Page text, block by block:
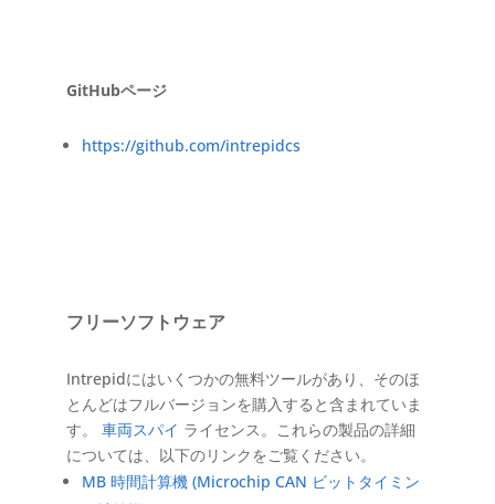
GitHubページ
https://github.com/intrepidcs
フリーソフトウェア
Intrepidにはいくつかの無料ツールがあり、そのほ
とんどはフルバージョンを購入すると含まれていま
す。 車両スパイ ライセンス。これらの製品の詳細
については、以下のリンクをご覧ください。
MB 時間計算機 (Microchip CAN ビットタイミン